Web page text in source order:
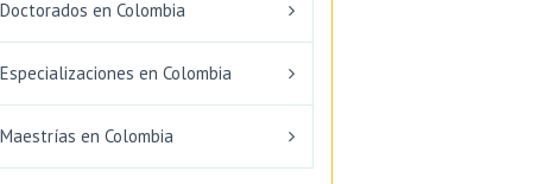
Doctorados en Colombia
Especializaciones en Colombia
Maestrías en Colombia